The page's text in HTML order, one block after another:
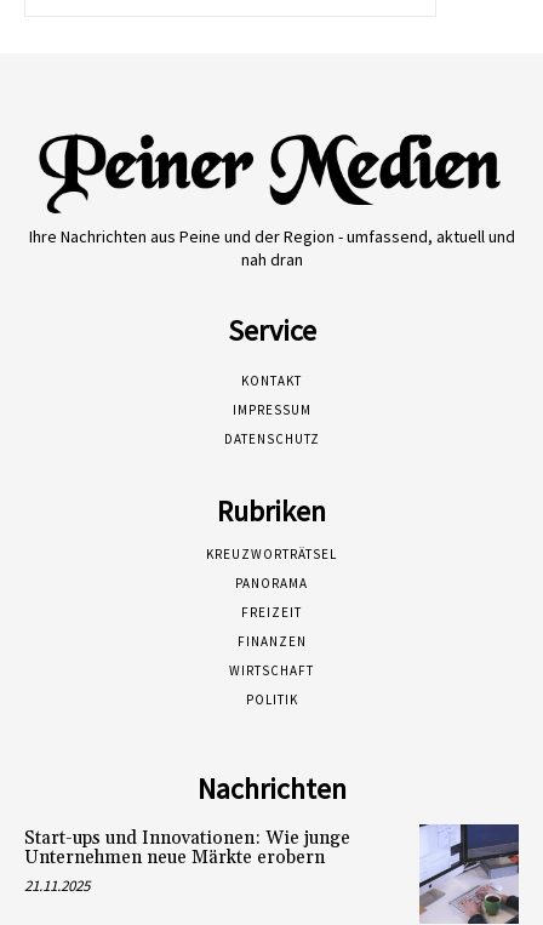
Ihre Nachrichten aus Peine und der Region - umfassend, aktuell und
nah dran
Service
KONTAKT
IMPRESSUM
DATENSCHUTZ
Rubriken
KREUZWORTRÄTSEL
PANORAMA
FREIZEIT
FINANZEN
WIRTSCHAFT
POLITIK
Nachrichten
Start-ups und Innovationen: Wie junge
Unternehmen neue Märkte erobern
21.11.2025